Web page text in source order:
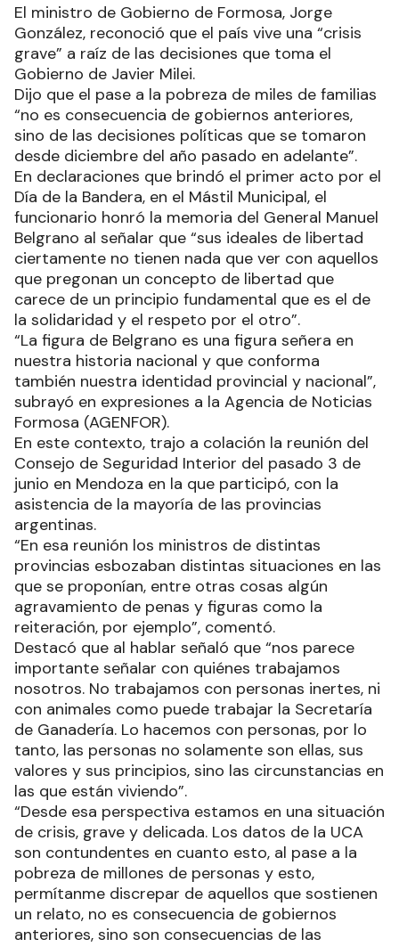
El ministro de Gobierno de Formosa, Jorge
González, reconoció que el país vive una “crisis
grave” a raíz de las decisiones que toma el
Gobierno de Javier Milei.
Dijo que el pase a la pobreza de miles de familias
“no es consecuencia de gobiernos anteriores,
sino de las decisiones políticas que se tomaron
desde diciembre del año pasado en adelante”.
En declaraciones que brindó el primer acto por el
Día de la Bandera, en el Mástil Municipal, el
funcionario honró la memoria del General Manuel
Belgrano al señalar que “sus ideales de libertad
ciertamente no tienen nada que ver con aquellos
que pregonan un concepto de libertad que
carece de un principio fundamental que es el de
la solidaridad y el respeto por el otro”.
“La figura de Belgrano es una figura señera en
nuestra historia nacional y que conforma
también nuestra identidad provincial y nacional”,
subrayó en expresiones a la Agencia de Noticias
Formosa (AGENFOR).
En este contexto, trajo a colación la reunión del
Consejo de Seguridad Interior del pasado 3 de
junio en Mendoza en la que participó, con la
asistencia de la mayoría de las provincias
argentinas.
“En esa reunión los ministros de distintas
provincias esbozaban distintas situaciones en las
que se proponían, entre otras cosas algún
agravamiento de penas y figuras como la
reiteración, por ejemplo”, comentó.
Destacó que al hablar señaló que “nos parece
importante señalar con quiénes trabajamos
nosotros. No trabajamos con personas inertes, ni
con animales como puede trabajar la Secretaría
de Ganadería. Lo hacemos con personas, por lo
tanto, las personas no solamente son ellas, sus
valores y sus principios, sino las circunstancias en
las que están viviendo”.
“Desde esa perspectiva estamos en una situación
de crisis, grave y delicada. Los datos de la UCA
son contundentes en cuanto esto, al pase a la
pobreza de millones de personas y esto,
permítanme discrepar de aquellos que sostienen
un relato, no es consecuencia de gobiernos
anteriores, sino son consecuencias de las